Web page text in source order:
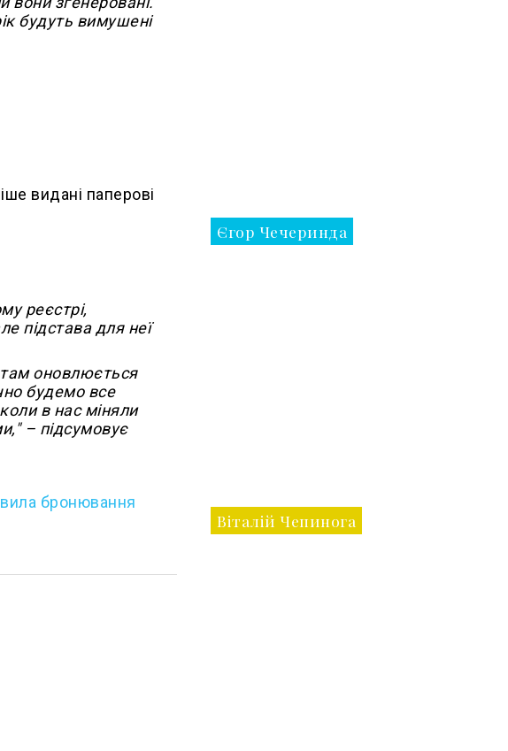
будуть вимушені
видані паперові
реєстрі,
підстава для неї
оновлюється
будемо все
в нас міняли
– підсумовує
бронювання
Єгор Чечеринда
Віталій Чепинога